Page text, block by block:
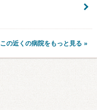
この近くの病院をもっと見る »